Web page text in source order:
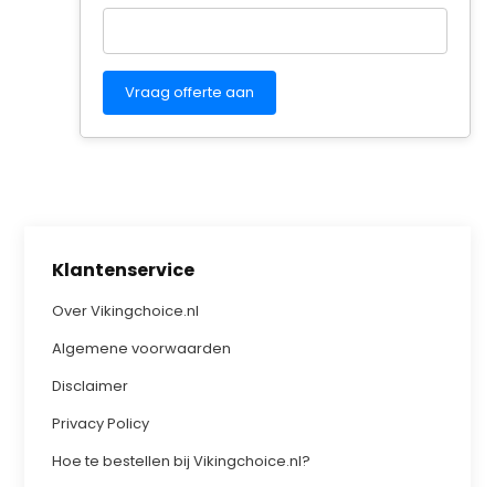
Klantenservice
Over Vikingchoice.nl
Algemene voorwaarden
Disclaimer
Privacy Policy
Hoe te bestellen bij Vikingchoice.nl?